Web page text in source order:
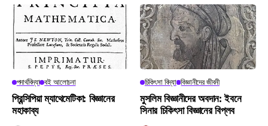
পদার্থবিদ্যা বই আলোচনা
প্রিন্সিপিয়া ম্যাথেমেটিকা: বিজ্ঞানের
মহাকাব্য
চিকিৎসা বিদ্যা বিজ্ঞানীদের জীবনী
মুসলিম বিজ্ঞানীদের অবদান: ইবনে
সিনার চিকিৎসা বিজ্ঞানের বিপ্লব